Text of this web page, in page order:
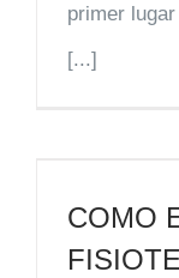
primer
[...]
COMO